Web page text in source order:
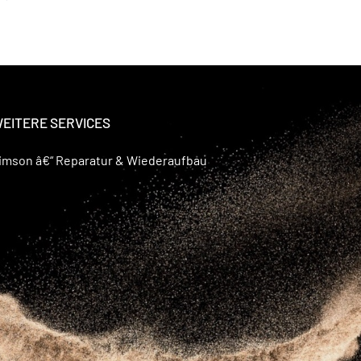
SERVICES
â€“ Reparatur & Wiederaufbau